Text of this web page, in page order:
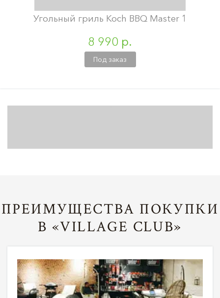
Угольный гриль Koch BBQ Master 1
8 990 р.
Под заказ
ПРЕИМУЩЕСТВА ПОКУПКИ
В «VILLAGE CLUB»